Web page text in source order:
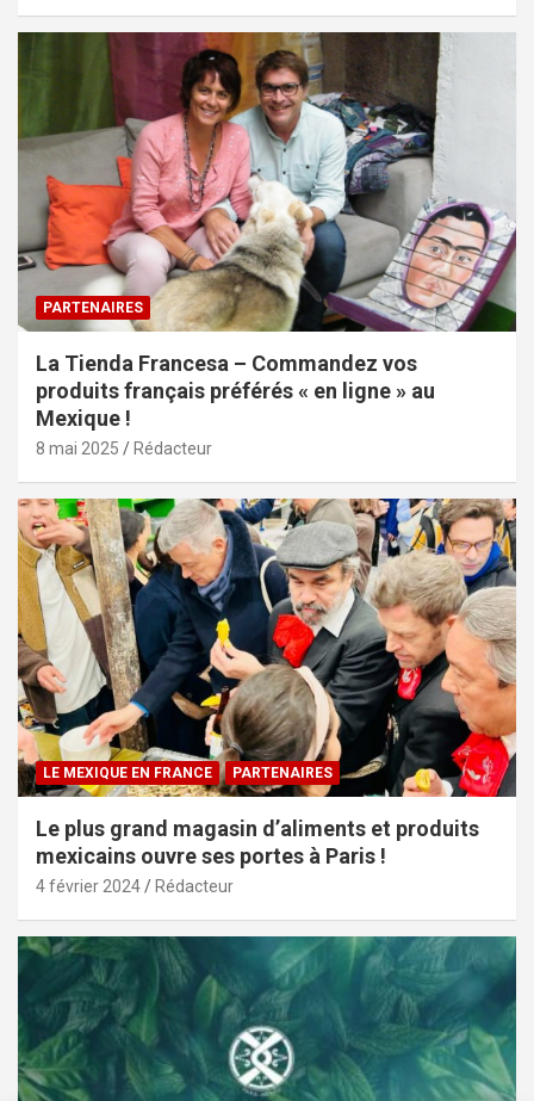
PARTENAIRES
La Tienda Francesa – Commandez vos
produits français préférés « en ligne » au
Mexique !
8 mai 2025 Rédacteur
LE MEXIQUE EN FRANCE PARTENAIRES
Le plus grand magasin d’aliments et produits
mexicains ouvre ses portes à Paris !
4 février 2024 Rédacteur